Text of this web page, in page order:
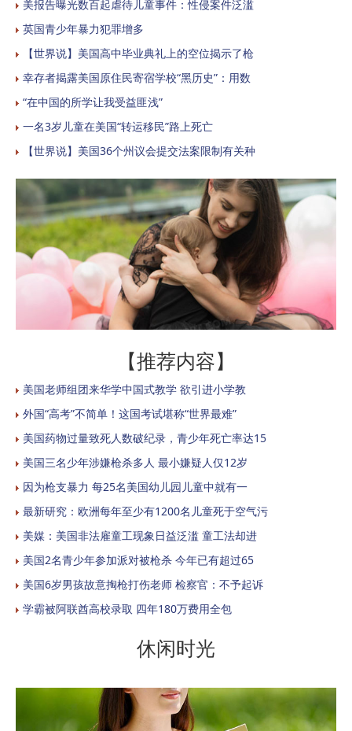
美报告曝光数百起虐待儿童事件：性侵案件泛滥
英国青少年暴力犯罪增多
【世界说】美国高中毕业典礼上的空位揭示了枪
幸存者揭露美国原住民寄宿学校“黑历史”：用数
“在中国的所学让我受益匪浅”
一名3岁儿童在美国“转运移民”路上死亡
【世界说】美国36个州议会提交法案限制有关种
【推荐内容】
美国老师组团来华学中国式教学 欲引进小学教
外国“高考”不简单！这国考试堪称“世界最难”
美国药物过量致死人数破纪录，青少年死亡率达15
美国三名少年涉嫌枪杀多人 最小嫌疑人仅12岁
因为枪支暴力 每25名美国幼儿园儿童中就有一
最新研究：欧洲每年至少有1200名儿童死于空气污
美媒：美国非法雇童工现象日益泛滥 童工法却进
美国2名青少年参加派对被枪杀 今年已有超过65
美国6岁男孩故意掏枪打伤老师 检察官：不予起诉
学霸被阿联酋高校录取 四年180万费用全包
休闲时光